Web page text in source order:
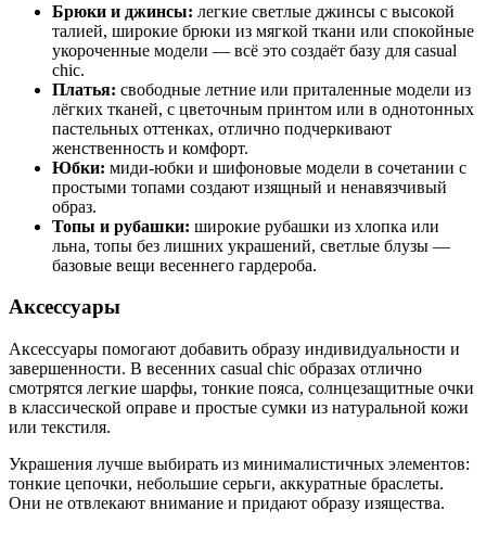
Брюки и джинсы: легкие светлые джинсы с высокой
талией, широкие брюки из мягкой ткани или спокойные
укороченные модели — всё это создаёт базу для casual
chic.
Платья: свободные летние или приталенные модели из
лёгких тканей, с цветочным принтом или в однотонных
пастельных оттенках, отлично подчеркивают
женственность и комфорт.
Юбки: миди-юбки и шифоновые модели в сочетании с
простыми топами создают изящный и ненавязчивый
образ.
Топы и рубашки: широкие рубашки из хлопка или
льна, топы без лишних украшений, светлые блузы —
базовые вещи весеннего гардероба.
Аксессуары
Аксессуары помогают добавить образу индивидуальности и
завершенности. В весенних casual chic образах отлично
смотрятся легкие шарфы, тонкие пояса, солнцезащитные очки
в классической оправе и простые сумки из натуральной кожи
или текстиля.
Украшения лучше выбирать из минималистичных элементов:
тонкие цепочки, небольшие серьги, аккуратные браслеты.
Они не отвлекают внимание и придают образу изящества.